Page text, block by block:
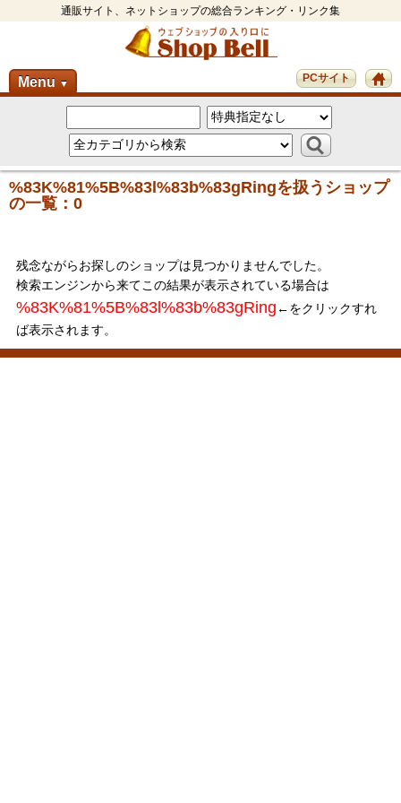
通販サイト、ネットショップの総合ランキング・リンク集
Menu ▼ PCサイト
%83K%81%5B%83l%83b%83gRingを扱うショップ
の一覧：0
残念ながらお探しのショップは見つかりませんでした。
検索エンジンから来てこの結果が表示されている場合は
%83K%81%5B%83l%83b%83gRing ←をクリックすれ
ば表示されます。